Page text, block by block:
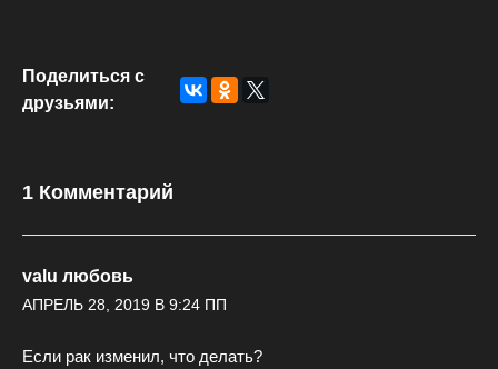
Поделиться с
друзьями:
1 Комментарий
valu любовь
АПРЕЛЬ 28, 2019 В 9:24 ПП
Если рак изменил, что делать?